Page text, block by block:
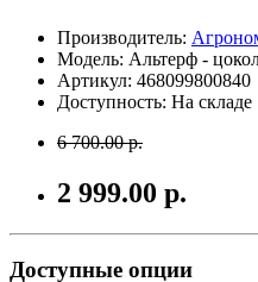
Производитель:
Модель: Альтерф -
Артикул: 468099800840
Доступность: На складе
6 700.00 р.
2 999.00 р.
Доступные опции